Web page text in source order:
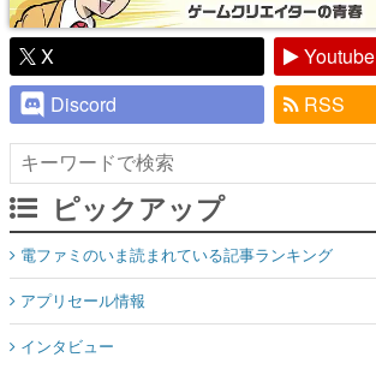
X
Youtube
Discord
RSS
ピックアップ
電ファミのいま読まれている記事ランキング
アプリセール情報
インタビュー